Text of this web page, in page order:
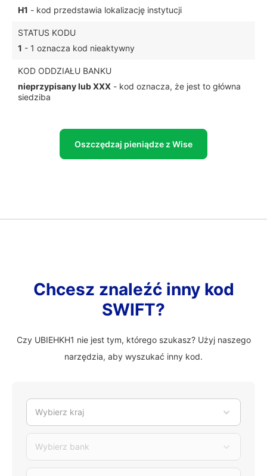
H1 - kod przedstawia lokalizację instytucji
STATUS KODU
1 - 1 oznacza kod nieaktywny
KOD ODDZIAŁU BANKU
nieprzypisany lub XXX - kod oznacza, że jest to główna
siedziba
Oszczędzaj pieniądze z Wise
Chcesz znaleźć inny kod
SWIFT?
Czy UBIEHKH1 nie jest tym, którego szukasz? Użyj naszego
narzędzia, aby wyszukać inny kod.
Wybierz kraj
Wybierz bank